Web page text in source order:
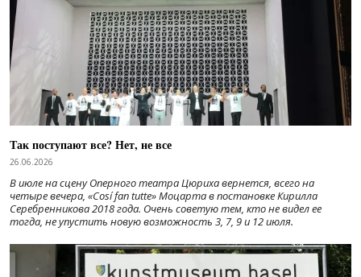
Так поступают все? Нет, не все
26.06.2026
В июле на сцену Оперного театра Цюриха вернется, всего на
четыре вечера, «Cosí fan tutte» Моцарта в постановке Кирилла
Серебренникова 2018 года. Очень советую тем, кто не видел ее
тогда, не упустить новую возможность 3, 7, 9 и 12 июля.